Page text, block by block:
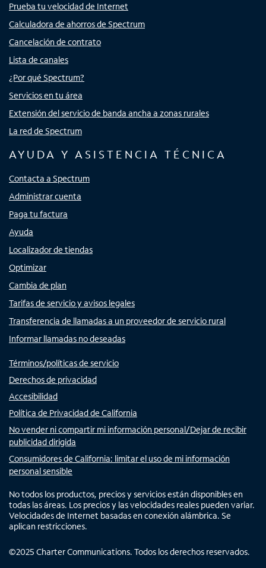
Prueba tu velocidad de Internet
Calculadora de ahorros de Spectrum
Cancelación de contrato
Lista de canales
¿Por qué Spectrum?
Servicios en tu área
Extensión del servicio de banda ancha a zonas rurales
La red de Spectrum
AYUDA Y ASISTENCIA TÉCNICA
Contacta a Spectrum
Administrar cuenta
Paga tu factura
Ayuda
Localizador de tiendas
Optimizar
Cambia de plan
Tarifas de servicio y avisos legales
Transferencia de llamadas a un proveedor de servicio rural
Informar llamadas no deseadas
Términos/políticas de servicio
Derechos de privacidad
Accesibilidad
Política de Privacidad de California
No vender ni compartir mi información personal/Dejar de recibir
publicidad dirigida
Consumidores de California: limitar el uso de mi información
personal sensible
No todos los productos, precios y servicios están disponibles en
todas las áreas. Los precios y las velocidades reales pueden variar.
Velocidades de Internet basadas en conexión alámbrica. Se
aplican restricciones.
©2025 Charter Communications. Todos los derechos reservados.